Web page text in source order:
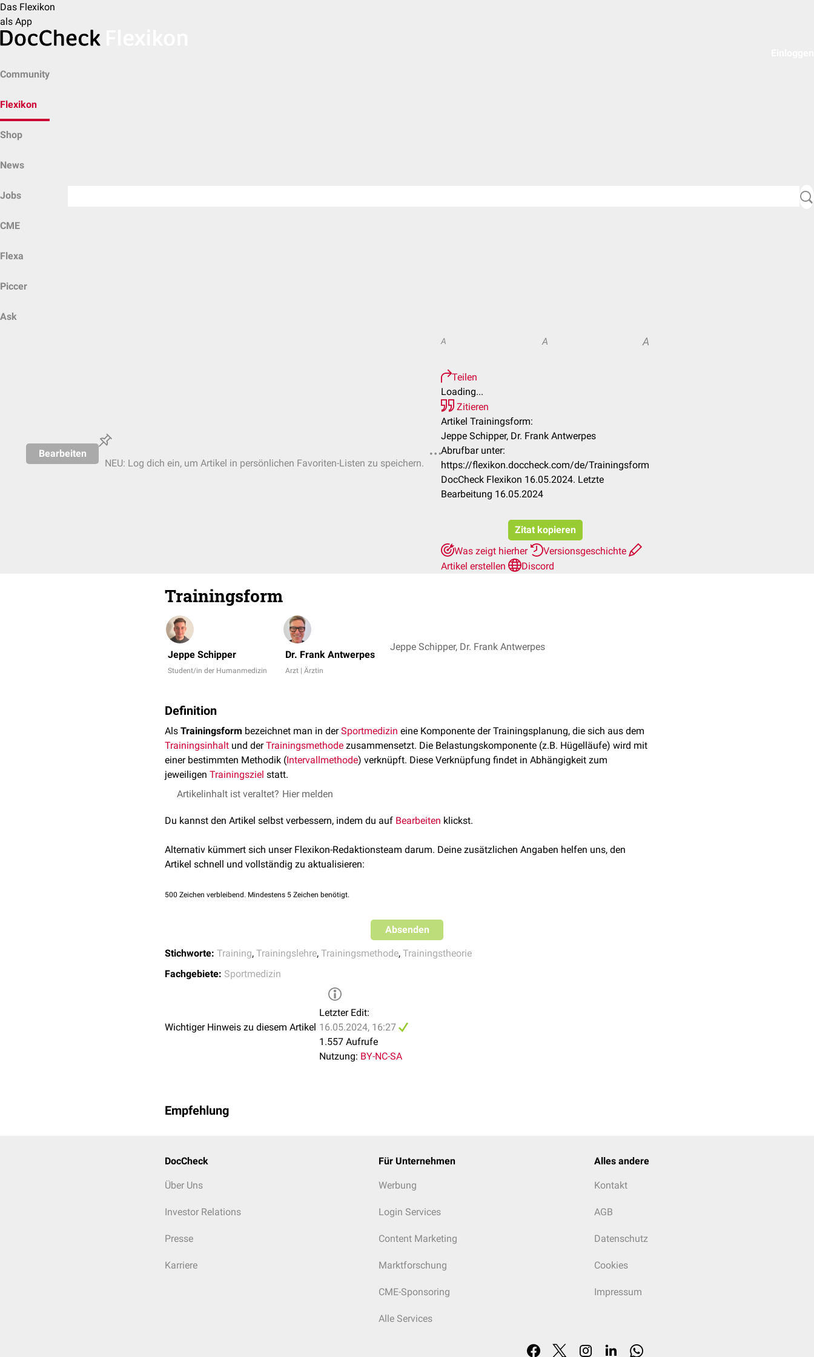
Das Flexikon
als App
Community
Flexikon
Shop
News
Jobs
CME
Flexa
Piccer
Ask
Bearbeiten
NEU: Log dich ein, um Artikel in persönlichen Favoriten-Listen zu speichern.
A A A
Teilen
Loading...
Zitieren
Artikel Trainingsform:
Jeppe Schipper, Dr. Frank Antwerpes
Abrufbar unter:
https://flexikon.doccheck.com/de/Trainingsform
DocCheck Flexikon 16.05.2024. Letzte
Bearbeitung 16.05.2024
Zitat kopieren
Was zeigt hierher
Versionsgeschichte
Artikel erstellen
Discord
Trainingsform
Jeppe Schipper
Student/in der Humanmedizin
Dr. Frank Antwerpes
Arzt | Ärztin
Jeppe Schipper, Dr. Frank Antwerpes
Definition
Als Trainingsform bezeichnet man in derSportmedizin eine Komponente der Trainingsplanung, die sich aus dem
Trainingsinhalt und derTrainingsmethode zusammensetzt. Die Belastungskomponente (z.B. Hügelläufe) wird mit
einer bestimmten Methodik (Intervallmethode) verknüpft. Diese Verknüpfung findet in Abhängigkeit zum
jeweiligen Trainingsziel statt.
Artikelinhalt ist veraltet? Hier melden
Du kannst den Artikel selbst verbessern, indem du auf Bearbeiten klickst.
Alternativ kümmert sich unser Flexikon-Redaktionsteam darum. Deine zusätzlichen Angaben helfen uns, den
Artikel schnell und vollständig zu aktualisieren:
500 Zeichen verbleibend. Mindestens 5 Zeichen benötigt.
Absenden
Stichworte: Training, Trainingslehre, Trainingsmethode, Trainingstheorie
Fachgebiete: Sportmedizin
Wichtiger Hinweis zu diesem Artikel
Letzter Edit:
16.05.2024, 16:27
1.557 Aufrufe
Nutzung: BY-NC-SA
Empfehlung
DocCheck
Über Uns
Investor Relations
Presse
Karriere
Für Unternehmen
Werbung
Login Services
Content Marketing
Marktforschung
CME-Sponsoring
Alle Services
Alles andere
Kontakt
AGB
Datenschutz
Cookies
Impressum